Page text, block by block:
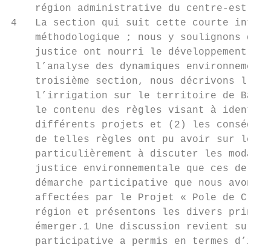
région administrative du centre-est
4   La section qui suit cette courte
méthodologique ; nous y soulignons
justice ont nourri le développement
l’analyse des dynamiques
troisième section, nous décrivons
l’irrigation sur le territoire de
le contenu des règles visant à
différents projets et (2) les
de telles règles ont pu avoir sur les
particulièrement à discuter les
justice environnementale que ces
démarche participative que nous avons
affectées par le Projet « Pole de
région et présentons les divers
émerger.1 Une discussion revient sur
participative a permis en termes